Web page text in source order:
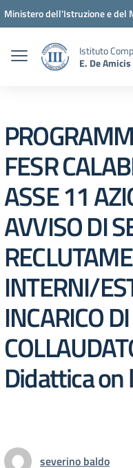
Vai ai contenuti
Vai al menu di navigazione
Vai al footer
Ministero dell'Istruzione e del
Istituto
E. De Amicis
FESR
ASSE 11
AVVISO DI
INTERNI/
INCARICO
Didattica on
severino baldo